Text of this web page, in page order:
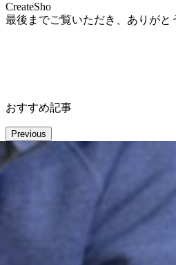
CreateSho
最後までご覧いただき、ありがと
おすすめ記事
Previous